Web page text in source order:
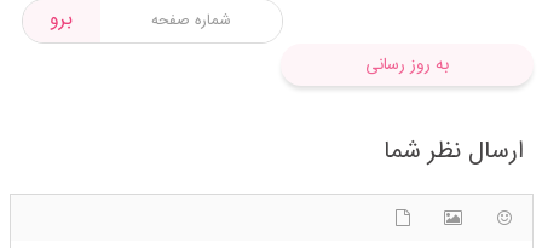
برو
به روز رسانی
ارسال نظر شما